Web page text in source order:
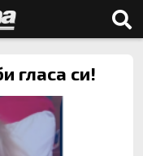
гласа си!